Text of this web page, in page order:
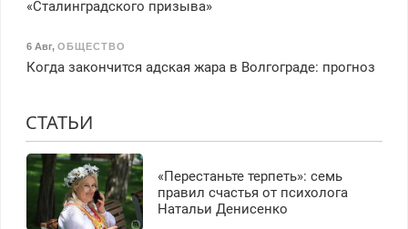
«Сталинградского призыва»
6 Авг, ОБЩЕСТВО
Когда закончится адская жара в Волгограде: прогноз
СТАТЬИ
«Перестаньте терпеть»: семь
правил счастья от психолога
Натальи Денисенко